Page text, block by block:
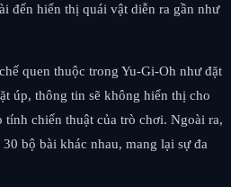
đến hiển thị quái vật diễn ra gần như
quen thuộc trong Yu-Gi-Oh như đặt
úp, thông tin sẽ không hiển thị cho
tính chiến thuật của trò chơi. Ngoài ra,
bộ bài khác nhau, mang lại sự đa